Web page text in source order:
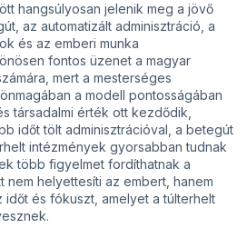
hangsúlyosan jelenik meg a jövő
az automatizált adminisztráció, a
és az emberi munka
fontos üzenet a magyar
mert a mesterséges
a modell pontosságában
társadalmi érték ott kezdődik,
időt tölt adminisztrációval, a betegút
intézmények gyorsabban tudnak
több figyelmet fordíthatnak a
nem helyettesíti az embert, hanem
időt és fókuszt, amelyet a túlterhelt